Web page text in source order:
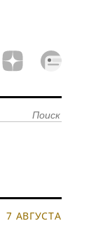
7 АВГУСТА